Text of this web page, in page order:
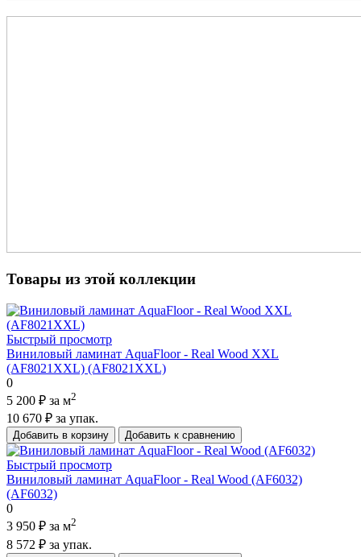
Товары из этой коллекции
Быстрый просмотр
Виниловый ламинат AquaFloor - Real Wood XXL
(AF8021XXL) (AF8021XXL)
0
5 200 ₽ за м2
10 670 ₽ за упак.
Добавить в корзину Добавить к сравнению
Быстрый просмотр
Виниловый ламинат AquaFloor - Real Wood (AF6032)
(AF6032)
0
3 950 ₽ за м2
8 572 ₽ за упак.